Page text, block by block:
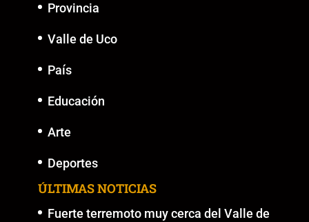
Provincia
Valle de Uco
País
Educación
Arte
Deportes
ÚLTIMAS NOTICIAS
Fuerte terremoto muy cerca del Valle de